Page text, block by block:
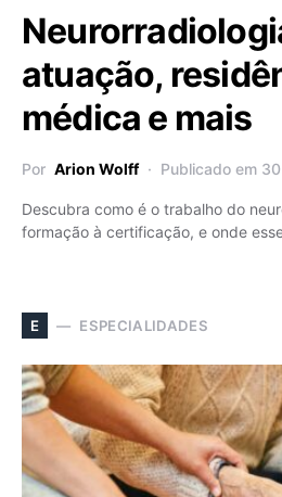
atuação,
médica e mais
Por Arion Wolff Publicado em
Descubra como é o trabalho do
formação à certificação, e onde
E ESPECIALIDADES